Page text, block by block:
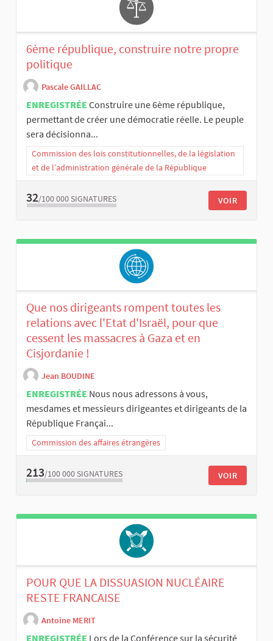
6ème république, construire notre propre
politique
Pascale GAILLAC
ENREGISTRÉE Construire une 6ème république,
permettant de créer une démocratie réelle. Le peuple
sera décisionna...
Commission des lois constitutionnelles, de la législation
et de l’administration générale de la République
32/100 000 SIGNATURES VOIR
Que nos dirigeants rompent toutes les
relations avec l'Etat d'Israël, pour que
cessent les massacres à Gaza et en
Cisjordanie !
Jean BOUDINE
ENREGISTRÉE Nous nous adressons à vous,
mesdames et messieurs dirigeantes et dirigeants de la
République Françai...
Commission des affaires étrangères
213/100 000 SIGNATURES VOIR
POUR QUE LA DISSUASION NUCLÉAIRE
RESTE FRANCAISE
Antoine MERIT
ENREGISTRÉE Lors de la Conférence sur la sécurité